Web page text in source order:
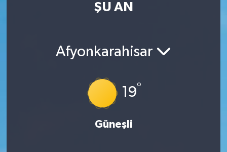
ŞU AN
Afyonkarahisar
19°
Güneşli